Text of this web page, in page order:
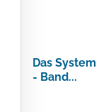
Das
- Band...